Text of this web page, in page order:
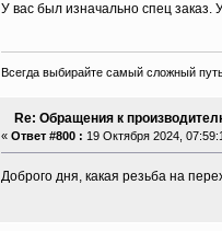
У вас был изначально спец заказ.
Всегда выбирайте самый сложный
Re: Обращения к
« Ответ #800 : 19 Октября 2024,
Доброго дня, какая резьба на